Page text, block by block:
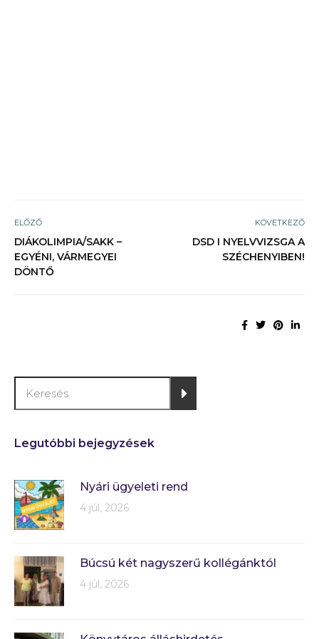
ELŐZŐ
DIÁKOLIMPIA/SAKK –
EGYÉNI, VÁRMEGYEI
DÖNTŐ
KÖVETKEZŐ
DSD I NYELVVIZSGA A
SZÉCHENYIBEN!
Legutóbbi bejegyzések
Nyári ügyeleti rend
4 júl, 2026
Búcsú két nagyszerű kollégánktól
4 júl, 2026